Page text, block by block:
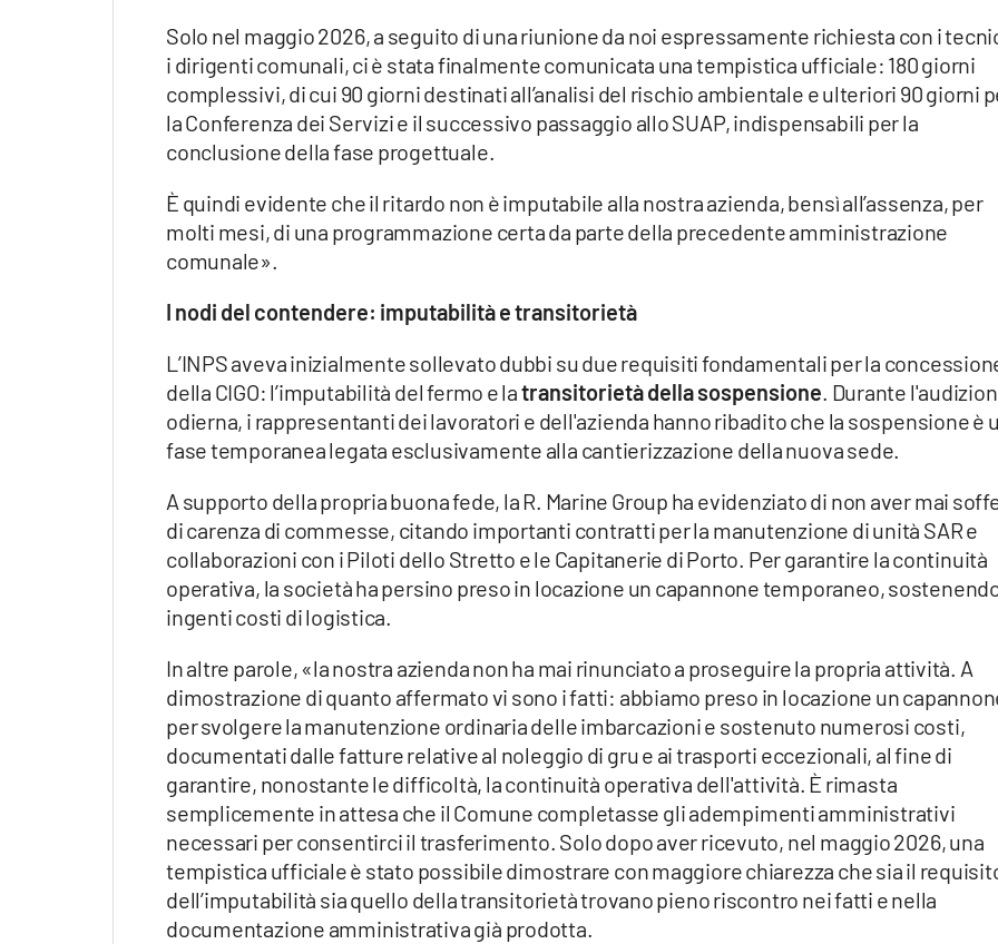
Solo nel maggio 2026, a seguito di una riunione da noi espressamente richiesta con i
i dirigenti comunali, ci è stata finalmente comunicata una tempistica ufficiale: 180 giorni
complessivi, di cui 90 giorni destinati all’analisi del rischio ambientale e ulteriori 90 giorni
la Conferenza dei Servizi e il successivo passaggio allo SUAP, indispensabili per la
conclusione della fase progettuale.
È quindi evidente che il ritardo non è imputabile alla nostra azienda, bensì all’assenza, per
molti mesi, di una programmazione certa da parte della precedente amministrazione
comunale».
I nodi del contendere: imputabilità e transitorietà
L’INPS aveva inizialmente sollevato dubbi su due requisiti fondamentali per la
della CIGO: l’imputabilità del fermo e latransitorietà della sospensione. Durante
odierna, i rappresentanti dei lavoratori e dell'azienda hanno ribadito che la sospensione è
fase temporanea legata esclusivamente alla cantierizzazione della nuova sede.
A supporto della propria buona fede, la R. Marine Group ha evidenziato di non aver mai
di carenza di commesse, citando importanti contratti per la manutenzione di unità SAR e
collaborazioni con i Piloti dello Stretto e le Capitanerie di Porto. Per garantire la continuità
operativa, la società ha persino preso in locazione un capannone temporaneo,
ingenti costi di logistica.
In altre parole, «la nostra azienda non ha mai rinunciato a proseguire la propria attività. A
dimostrazione di quanto affermato vi sono i fatti: abbiamo preso in locazione un
per svolgere la manutenzione ordinaria delle imbarcazioni e sostenuto numerosi costi,
documentati dalle fatture relative al noleggio di gru e ai trasporti eccezionali, al fine di
garantire, nonostante le difficoltà, la continuità operativa dell'attività. È rimasta
semplicemente in attesa che il Comune completasse gli adempimenti amministrativi
necessari per consentirci il trasferimento. Solo dopo aver ricevuto, nel maggio 2026, una
tempistica ufficiale è stato possibile dimostrare con maggiore chiarezza che sia il
dell’imputabilità sia quello della transitorietà trovano pieno riscontro nei fatti e nella
documentazione amministrativa già prodotta.